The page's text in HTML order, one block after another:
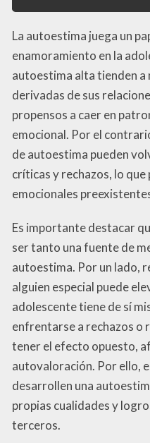
La autoestima juega un
enamoramiento en la
autoestima alta tienden a
derivadas de sus
propensos a caer en
emocional. Por el
de autoestima pueden
críticas y rechazos, lo
emocionales
Es importante destacar
ser tanto una fuente de
autoestima. Por un lado,
alguien especial puede
adolescente tiene de sí
enfrentarse a rechazos o
tener el efecto opuesto,
autovaloración. Por ello,
desarrollen una
propias cualidades y
terceros.